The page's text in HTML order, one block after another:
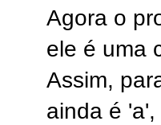
Agora o
ele é uma
Assim,
ainda é